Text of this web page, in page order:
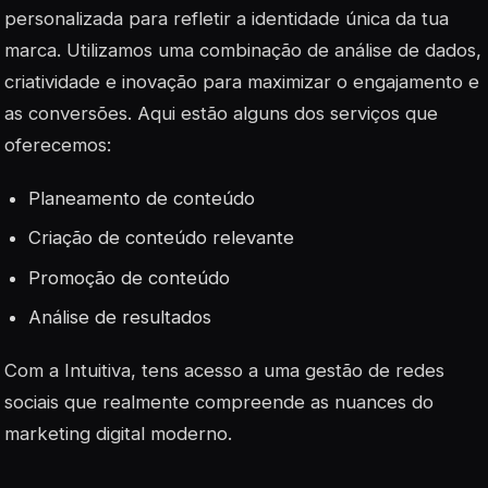
personalizada para refletir a identidade única da tua
marca. Utilizamos uma combinação de análise de dados,
criatividade e inovação para maximizar o engajamento e
as conversões. Aqui estão alguns dos serviços que
oferecemos:
Planeamento de conteúdo
Criação de conteúdo relevante
Promoção de conteúdo
Análise de resultados
Com a Intuitiva, tens acesso a uma gestão de redes
sociais que realmente compreende as nuances do
marketing digital moderno.